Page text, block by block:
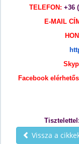
TELEFON: +36
E-MAIL
Facebook
Vissza a